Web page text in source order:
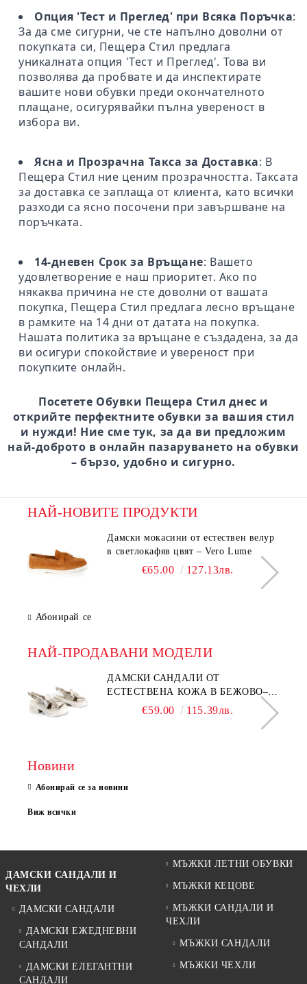
Опция 'Тест и Преглед' при Всяка Поръчка:
За да сме сигурни, че сте напълно доволни от
покупката си, Пещера Стил предлага
уникалната опция 'Тест и Преглед'. Това ви
позволява да пробвате и да инспектирате
вашите нови обувки преди окончателното
плащане, осигурявайки пълна увереност в
избора ви.
Ясна и Прозрачна Такса за Доставка: В
Пещера Стил ние ценим прозрачността. Таксата
за доставка се заплаща от клиента, като всички
разходи са ясно посочени при завършване на
поръчката.
14-дневен Срок за Връщане: Вашето
удовлетворение е наш приоритет. Ако по
някаква причина не сте доволни от вашата
покупка, Пещера Стил предлага лесно връщане
в рамките на 14 дни от датата на покупка.
Нашата политика за връщане е създадена, за да
ви осигури спокойствие и увереност при
покупките онлайн.
Посетете Обувки Пещера Стил днес и
открийте перфектните обувки за вашия стил
и нужди! Ние сме тук, за да ви предложим
най-доброто в онлайн пазаруването на обувки
– бързо, удобно и сигурно.
НАЙ-НОВИТЕ ПРОДУКТИ
Дамски мокасини от естествен велур
в светлокафяв цвят – Vero Lume
€65.00 127.13лв.
Абонирай се
НАЙ-ПРОДАВАНИ МОДЕЛИ
ДАМСКИ САНДАЛИ ОТ
ЕСТЕСТВЕНА КОЖА В БЕЖОВО–
МОДЕЛ NOVA.
€59.00 115.39лв.
Новини
Абонирай се за новини
Виж всички
ДАМСКИ САНДАЛИ И
ЧЕХЛИ
ДАМСКИ САНДАЛИ
ДАМСКИ ЕЖЕДНЕВНИ
САНДАЛИ
ДАМСКИ ЕЛЕГАНТНИ
САНДАЛИ
МЪЖКИ ЛЕТНИ ОБУВКИ
МЪЖКИ КЕЦОВЕ
МЪЖКИ САНДАЛИ И
ЧЕХЛИ
МЪЖКИ САНДАЛИ
МЪЖКИ ЧЕХЛИ